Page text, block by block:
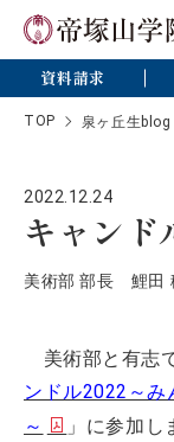
資料請求
TOP 泉ヶ丘生blog
2022.12.24
キャンド
美術部 部長 鯉田
美術部と有志
ンドル2022～み
～
」に参加し